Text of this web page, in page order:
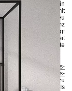
gefertigt und in
Das mit
und falls nötig neu
die Matratze ganz
Mitte des Bettes sorgt
Sie die Möglichkeit
kleine Lattenroste
Sie bis zu 5
Gratis-
bis zu 5 Gratis-
dem Aussehen zu
die Farben des Metalls